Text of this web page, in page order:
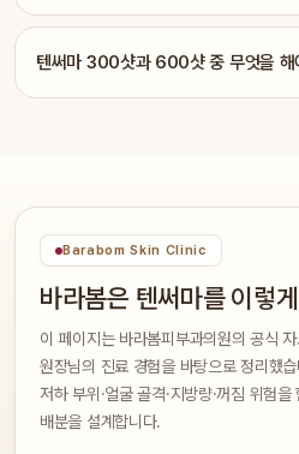
텐써마 300샷과 600샷 중 무엇을 해
Barabom Skin Clinic
바라봄은 텐써마를 이렇
이 페이지는 바라봄피부과의원의 공식
원장님의 진료 경험을 바탕으로 정리했
저하 부위·얼굴 골격·지방량·꺼짐 위험
배분을 설계합니다.